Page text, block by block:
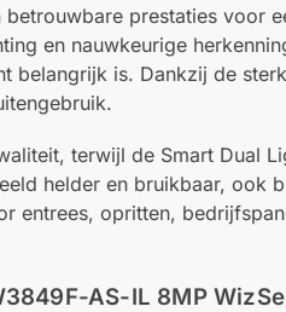
prestaties voor
en nauwkeurige
belangrijk is. Dankzij de
terwijl de Smart Dual
helder en bruikbaar, ook
entrees, opritten,
AS-IL 8MP